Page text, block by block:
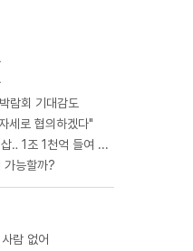
람회 기대감도
세로 협의하겠다"
[충북] '꿈의 현미경' 한국새빛가속기 첫 삽‥ 1조 1천억 들여 2029년 완공
가능할까?
람 없어